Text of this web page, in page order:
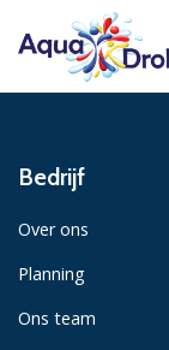
Bedrijf
Over ons
Planning
Ons team